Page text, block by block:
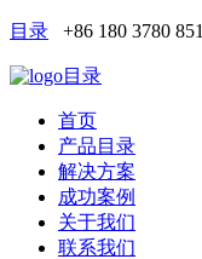
目录 +86 180 3780
目录
首页
产品目录
解决方案
成功案例
关于我们
联系我们